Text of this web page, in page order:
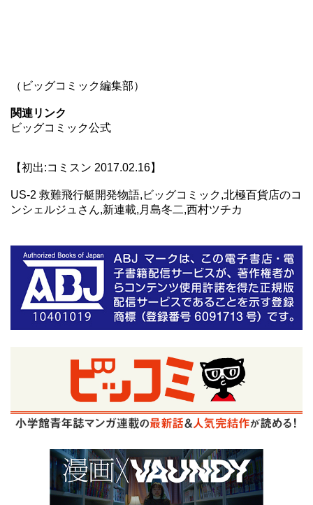
（ビッグコミック編集部）
関連リンク
ビッグコミック公式
【初出:コミスン 2017.02.16】
US-2 救難飛行艇開発物語,ビッグコミック,北極百貨店のコ
ンシェルジュさん,新連載,月島冬二,西村ツチカ